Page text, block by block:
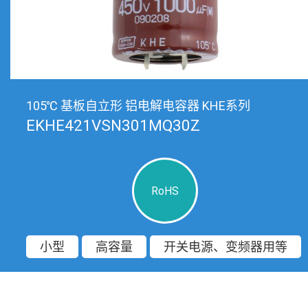
105℃ 基板自立形 铝电解电容器 KHE系列
EKHE421VSN301MQ30Z
RoHS
小型 高容量 开关电源、变频器用等